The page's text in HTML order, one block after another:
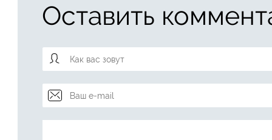
Оставить